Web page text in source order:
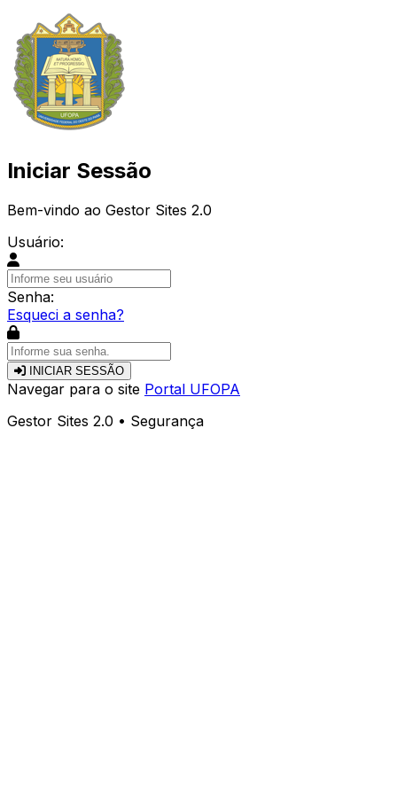
Iniciar Sessão
Bem-vindo ao Gestor Sites 2.0
Usuário:
Senha:
Esqueci a senha?
INICIAR SESSÃO
Navegar para o site Portal UFOPA
Gestor Sites 2.0 • Segurança